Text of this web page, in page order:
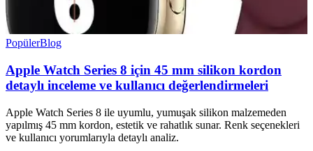
PopülerBlog
Apple Watch Series 8 için 45 mm silikon kordon
detaylı inceleme ve kullanıcı değerlendirmeleri
Apple Watch Series 8 ile uyumlu, yumuşak silikon malzemeden
yapılmış 45 mm kordon, estetik ve rahatlık sunar. Renk seçenekleri
ve kullanıcı yorumlarıyla detaylı analiz.